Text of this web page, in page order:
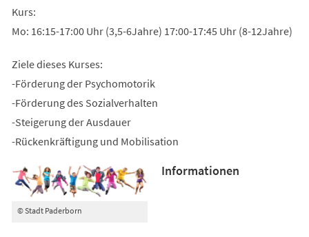
Kurs:
Mo: 16:15-17:00 Uhr (3,5-6Jahre) 17:00-17:45 Uhr (8-12Jahre)
Ziele dieses Kurses:
-Förderung der Psychomotorik
-Förderung des Sozialverhalten
-Steigerung der Ausdauer
-Rückenkräftigung und Mobilisation
© Stadt Paderborn
Informationen